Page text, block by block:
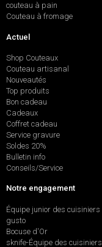
couteau à pain
Couteau à fromage
Actuel
Shop Couteaux
Couteau artisanal
Nouveautés
Top produits
Bon cadeau
Cadeaux
Coffret cadeau
Service gravure
Soldes 20%
Bulletin info
Conseils/Service
Notre engagement
Équipe junior des cuisiniers
gusto
Bocuse d'Or
sknife-Équipe des cuisiniers